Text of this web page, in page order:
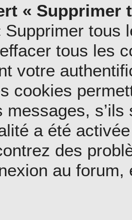
« Supprimer
Supprimer
tous les
votre
cookies
messages,
a été
des
au